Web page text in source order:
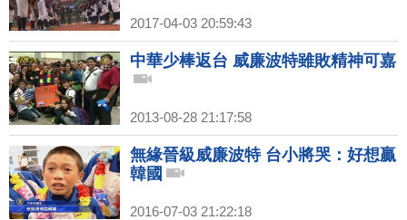
2017-04-03 20:59:43
中華少棒返台 威廉波特雖敗精神可嘉
2013-08-28 21:17:58
無緣晉級威廉波特 台小將哭：好想贏
韓國
2016-07-03 21:22:18